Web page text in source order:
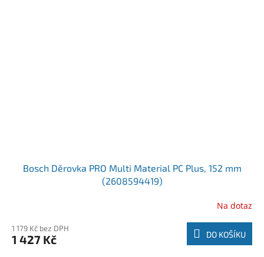
Bosch Děrovka PRO Multi Material PC Plus, 152 mm
(2608594419)
Na dotaz
1 179 Kč bez DPH
1 427 Kč DO KOŠÍKU